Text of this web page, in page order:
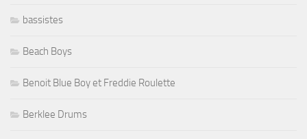
bassistes
Beach Boys
Benoit Blue Boy et Freddie Roulette
Berklee Drums